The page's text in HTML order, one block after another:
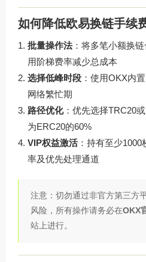
如何降低欧易换链手续
批量操作法：将多笔小额换
用阶梯费率减少总成本
选择低峰时段 ：使用OKX内
网络繁忙期
路径优化：优先选择TRC20
为ERC20的60%
VIP权益激活：持有至少1000
率及优先处理通道
注意：切勿通过非官方第三方
风险，所有操作请务必在OKX
站上进行。